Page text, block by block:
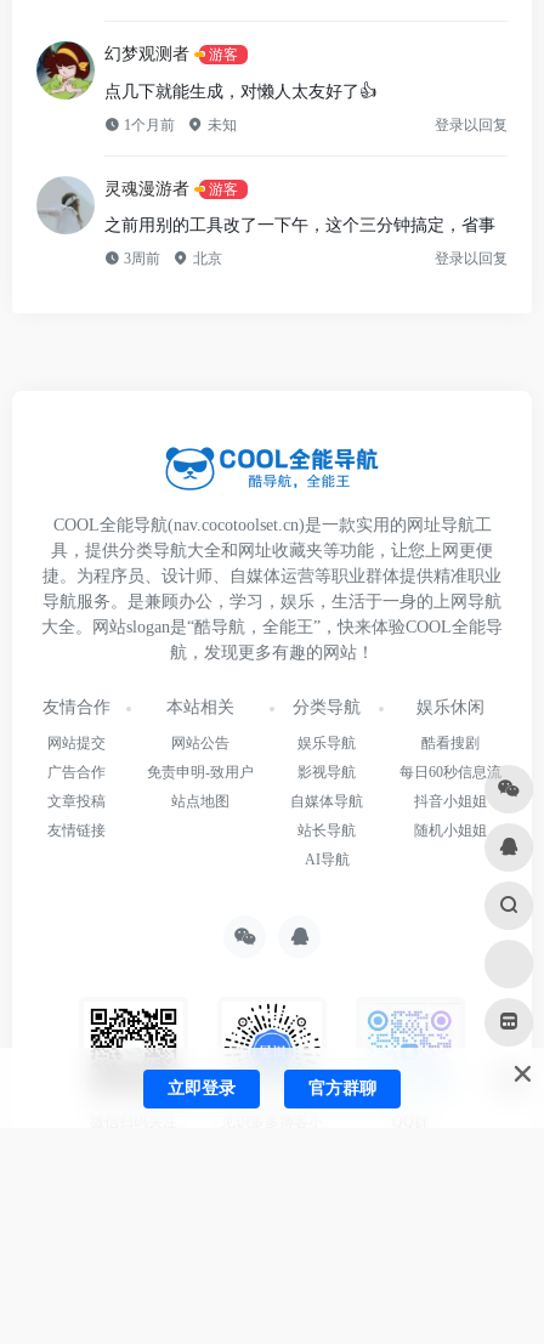
幻梦观测者 游客
点几下就能生成，对懒人太友好了👍
1个月前 未知 登录以回复
灵魂漫游者 游客
之前用别的工具改了一下午，这个三分钟搞定，省事
3周前 北京 登录以回复
COOL全能导航(nav.cocotoolset.cn)是一款实用的网址导航工
具，提供分类导航大全和网址收藏夹等功能，让您上网更便
捷。为程序员、设计师、自媒体运营等职业群体提供精准职业
导航服务。是兼顾办公，学习，娱乐，生活于一身的上网导航
大全。网站slogan是“酷导航，全能王”，快来体验COOL全能导
航，发现更多有趣的网站！
友情合作
网站提交
广告合作
文章投稿
友情链接
本站相关
网站公告
免责申明-致用户
站点地图
分类导航
娱乐导航
影视导航
自媒体导航
站长导航
AI导航
娱乐休闲
酷看搜剧
每日60秒信息流
抖音小姐姐
随机小姐姐
立即登录 官方群聊